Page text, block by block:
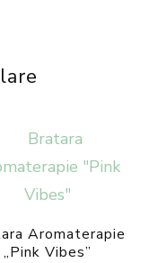
Aromaterapie
„Pink Vibes”